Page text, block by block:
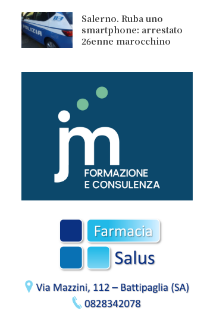
Salerno. Ruba uno
smartphone: arrestato
26enne marocchino